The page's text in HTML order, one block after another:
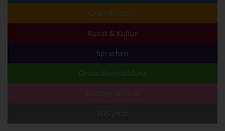
Grundbildung
Kunst & Kultur
Sprachen
Gesundheitsbildung
Bildungsurlaub
VHS jetzt!